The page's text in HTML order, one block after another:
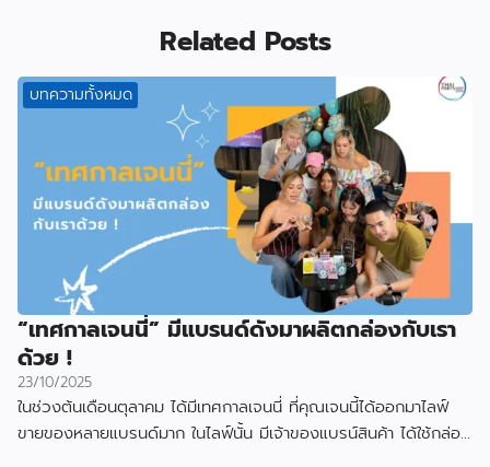
Related Posts
บทความทั้งหมด
“เทศกาลเจนนี่” มีแบรนด์ดังมาผลิตกล่องกับเรา
ด้วย !
23/10/2025
ในช่วงต้นเดือนตุลาคม ได้มีเทศกาลเจนนี่ ที่คุณเจนนี้ได้ออกมาไลฟ์
ขายของหลายแบรนด์มาก ในไลฟ์นั้น มีเจ้าของแบรน์สินค้า ได้ใช้กล่อง